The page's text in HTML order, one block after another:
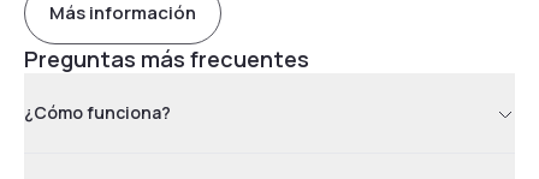
Más información
Preguntas más frecuentes
¿Cómo funciona?